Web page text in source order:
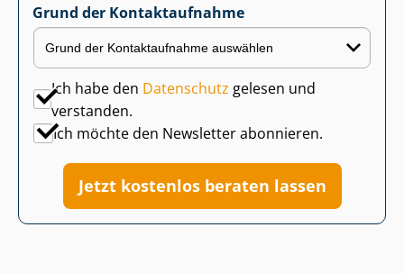
Grund der Kontaktaufnahme
Ich habe den Datenschutz gelesen und
verstanden.
Ich möchte den Newsletter abonnieren.
Jetzt kostenlos beraten lassen